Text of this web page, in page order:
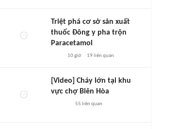
Triệt phá cơ sở sản xuất
thuốc Đông y pha trộn
Paracetamol
10 giờ 19 liên quan
[Video] Cháy lớn tại khu
vực chợ Biên Hòa
55 liên quan